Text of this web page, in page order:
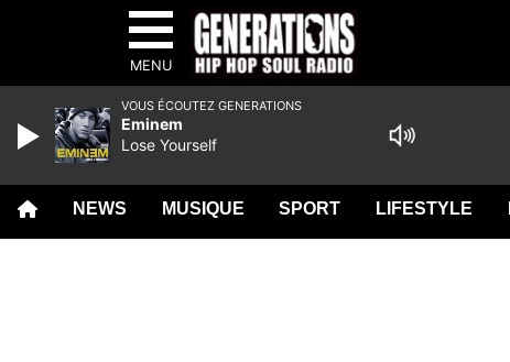
MENU
NEWS MUSIQUE SPORT LIFESTYLE
VOUS ÉCOUTEZ GENERATIONS
Eminem
Lose Yourself